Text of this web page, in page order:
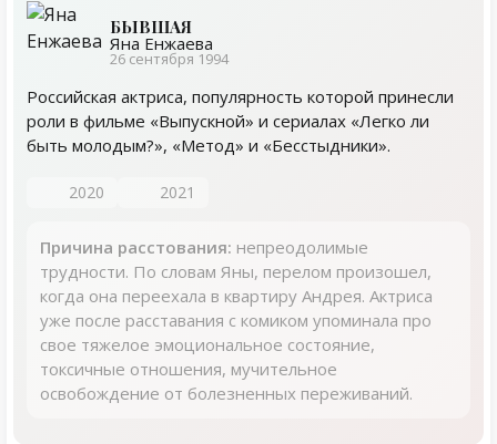
БЫВШАЯ
Яна Енжаева
26 сентября 1994
Российская актриса, популярность которой принесли
роли в фильме «Выпускной» и сериалах «Легко ли
быть молодым?», «Метод» и «Бесстыдники».
2020 2021
Причина расстования: непреодолимые
трудности. По словам Яны, перелом произошел,
когда она переехала в квартиру Андрея. Актриса
уже после расставания с комиком упоминала про
свое тяжелое эмоциональное состояние,
токсичные отношения, мучительное
освобождение от болезненных переживаний.